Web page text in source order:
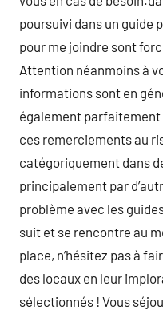
poursuivi dans un guide
pour me joindre sont
Attention néanmoins à
informations sont en
également parfaitement
ces remerciements au
catégoriquement dans
principalement par
problème avec les
suit et se rencontre au
place, n’hésitez pas à
des locaux en leur
sélectionnés ! Vous